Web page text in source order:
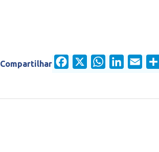
Compartilhar Facebook WhatsAppLinkedIn
Email